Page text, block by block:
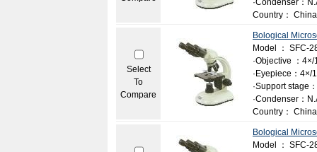
·Condenser：
Country： China
Select
To
Compare
Bological
Model ： SFC-
·Objective ：
·Eyepiece：4×/
·Support stage
·Condenser：
Country： China
Bological
Model ： SFC-